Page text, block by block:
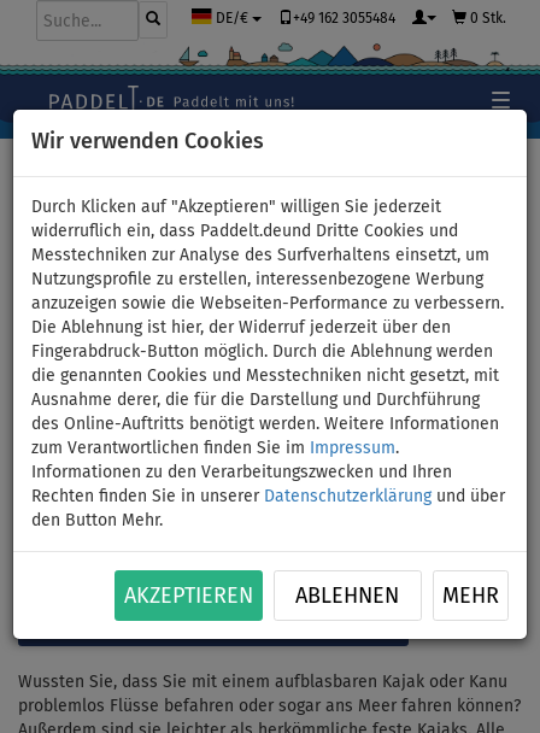
Wir verwenden Cookies
Durch Klicken auf "Akzeptieren" willigen Sie jederzeit
widerruflich ein, dass Paddelt.deund Dritte Cookies und
Messtechniken zur Analyse des Surfverhaltens einsetzt, um
Nutzungsprofile zu erstellen, interessenbezogene Werbung
anzuzeigen sowie die Webseiten-Performance zu verbessern.
Die Ablehnung ist hier, der Widerruf jederzeit über den
Fingerabdruck-Button möglich. Durch die Ablehnung werden
die genannten Cookies und Messtechniken nicht gesetzt, mit
Ausnahme derer, die für die Darstellung und Durchführung
des Online-Auftritts benötigt werden. Weitere Informationen
zum Verantwortlichen finden Sie im
Impressum.
Informationen zu den Verarbeitungszwecken und Ihren
Rechten finden Sie in unserer Datenschutzerklärungund über
den Button Mehr.
AKZEPTIEREN ABLEHNEN MEHR
DE/€ +49 162 3055484 0 Stk.
Herunterladen
Katalog der aufblasbaren
Kajaks, Kanus, Schlauchboote
und Motoren zum
Herunterladen im PDF-Format
Laden Sie den vollständigen Katalog der aufblasbaren Kajaks,
DOWNLOAD KATALOG (PDF 13MB)
Wussten Sie, dass Sie mit einem aufblasbaren Kajak oder Kanu
problemlos Flüsse befahren oder sogar ans Meer fahren können?